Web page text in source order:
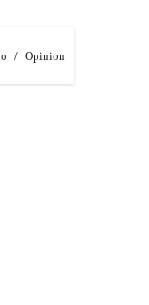
Opinion